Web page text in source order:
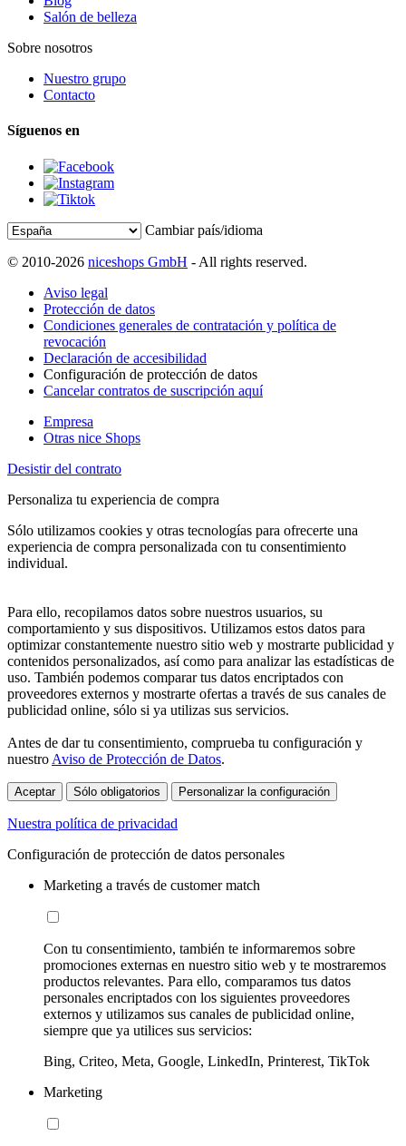
Salón de belleza
Sobre nosotros
Nuestro grupo
Contacto
Síguenos en
Cambiar país/idioma
© 2010-2026 niceshops GmbH - All rights reserved.
Aviso legal
Protección de datos
Condiciones generales de contratación y política de
revocación
Declaración de accesibilidad
Configuración de protección de datos
Cancelar contratos de suscripción aquí
Empresa
Otras nice Shops
Desistir del contrato
Personaliza tu experiencia de compra
Sólo utilizamos cookies y otras tecnologías para ofrecerte una
experiencia de compra personalizada con tu consentimiento
individual.
Para ello, recopilamos datos sobre nuestros usuarios, su
comportamiento y sus dispositivos. Utilizamos estos datos para
optimizar constantemente nuestro sitio web y mostrarte publicidad y
contenidos personalizados, así como para analizar las estadísticas de
uso. También podemos comparar tus datos encriptados con
proveedores externos y mostrarte ofertas a través de sus canales de
publicidad online, sólo si ya utilizas sus servicios.
Antes de dar tu consentimiento, comprueba tu configuración y
nuestro Aviso de Protección de Datos.
Aceptar Sólo obligatorios Personalizar la configuración
Nuestra política de privacidad
Configuración de protección de datos personales
Marketing a través de customer match
Con tu consentimiento, también te informaremos sobre
promociones externas en nuestro sitio web y te mostraremos
productos relevantes. Para ello, comparamos tus datos
personales encriptados con los siguientes proveedores
externos y utilizamos sus canales de publicidad online,
siempre que ya utilices sus servicios:
Bing, Criteo, Meta, Google, LinkedIn, Printerest, TikTok
Marketing